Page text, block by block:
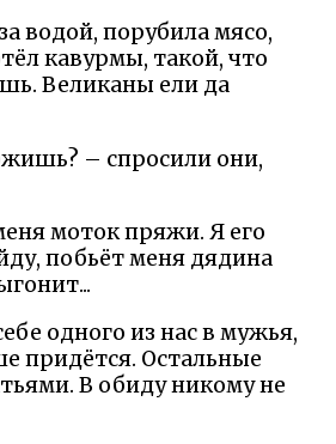
водой, порубила мясо,
кавурмы, такой, что
Великаны ели да
– спросили они,
моток пряжи. Я его
побьёт меня дядина
одного из нас в мужья,
придётся. Остальные
В обиду никому не